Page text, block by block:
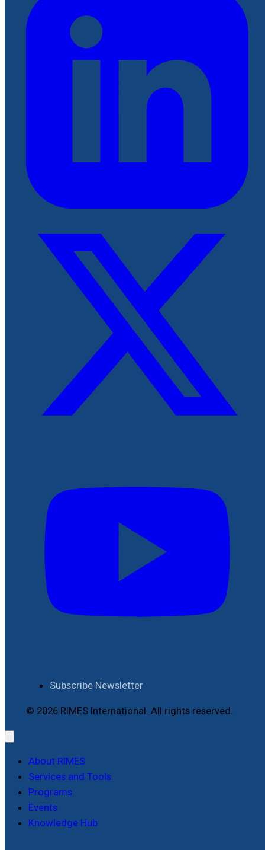
Subscribe Newsletter
© 2026 RIMES International. All rights reserved.
About RIMES
Services and Tools
Programs
Events
Knowledge Hub